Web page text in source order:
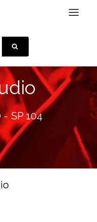
Toggle
SP 104